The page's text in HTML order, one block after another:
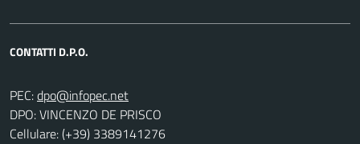
CONTATTI D.P.O.
PEC:
DPO: VINCENZO DE PRISCO
Cellulare: (+39) 3389141276